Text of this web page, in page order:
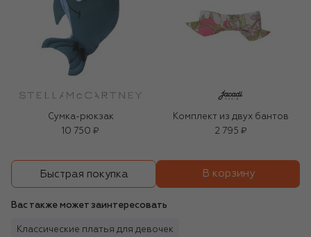
Сумка-рюкзак
10 750 ₽
Комплект из двух бантов
2 795 ₽
Быстрая покупка В корзину
Вас также может заинтересовать
Классические платья для девочек